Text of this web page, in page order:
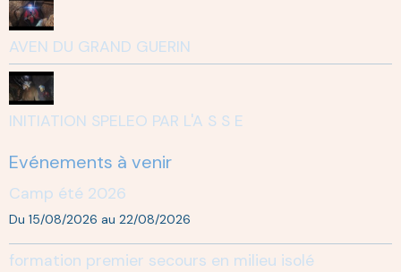
AVEN DU GRAND GUERIN
INITIATION SPELEO PAR L'A S S E
Evénements à venir
Camp été 2026
Du 15/08/2026 au 22/08/2026
formation premier secours en milieu isolé